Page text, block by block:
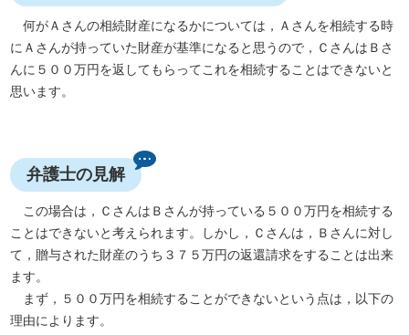
何がＡさんの相続財産になるかについては，Ａさんを相続する時
にＡさんが持っていた財産が基準になると思うので，ＣさんはＢさ
んに５００万円を返してもらってこれを相続することはできないと
思います。
弁護士の見解
この場合は，ＣさんはＢさんが持っている５００万円を相続する
ことはできないと考えられます。しかし，Ｃさんは，Ｂさんに対し
て，贈与された財産のうち３７５万円の返還請求をすることは出来
ます。
まず，５００万円を相続することができないという点は，以下の
理由によります。